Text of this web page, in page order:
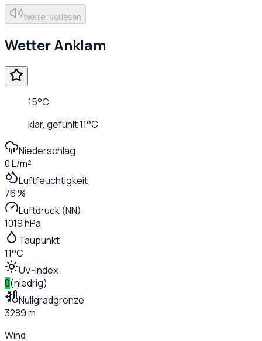
Wetter vorlesen
WetterAnklam
15°C
klar, gefühlt11°C
Niederschlag
0 L/m²
Luftfeuchtigkeit
76 %
Luftdruck (NN)
1019 hPa
Taupunkt
11°C
UV-Index
0(niedrig)
Nullgradgrenze
3289 m
Wind